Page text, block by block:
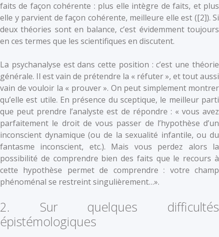
faits de façon cohérente : plus elle intègre de faits, et plus
elle y parvient de façon cohérente, meilleure elle est ([2]). Si
deux théories sont en balance, c’est évidemment toujours
en ces termes que les scientifiques en discutent.
La psychanalyse est dans cette position : c’est une théorie
générale. Il est vain de prétendre la « réfuter », et tout aussi
vain de vouloir la « prouver ». On peut simplement montrer
qu’elle est utile. En présence du sceptique, le meilleur parti
que peut prendre l’analyste est de répondre : « vous avez
parfaitement le droit de vous passer de l’hypothèse d’un
inconscient dynamique (ou de la sexualité infantile, ou du
fantasme inconscient, etc.). Mais vous perdez alors la
possibilité de comprendre bien des faits que le recours à
cette hypothèse permet de comprendre : votre champ
phénoménal se restreint singulièrement…».
2. Sur quelques difficultés
épistémologiques